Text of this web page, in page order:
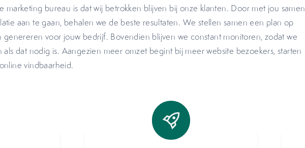
marketing bureau is dat wij betrokken blijven bij onze klanten. Door met jou samen
aan te gaan, behalen we de beste resultaten. We stellen samen een plan op
genereren voor jouw bedrijf. Bovendien blijven we constant monitoren, zodat we
dat nodig is. Aangezien meer omzet begint bij meer website bezoekers, starten
vindbaarheid.